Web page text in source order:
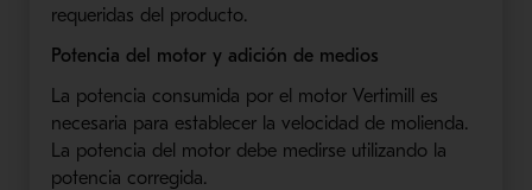
requeridas del producto.
Potencia del motor y adición de medios
La potencia consumida por el motor Vertimill es
necesaria para establecer la velocidad de molienda.
La potencia del motor debe medirse utilizando la
potencia corregida.